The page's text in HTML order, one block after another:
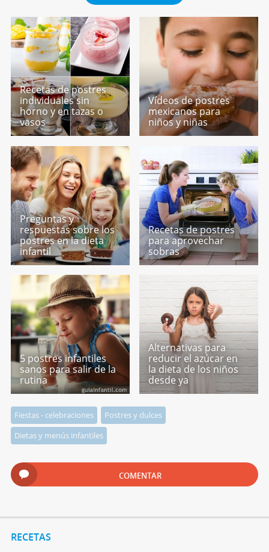
Recetas de postres
individuales sin
horno y en tazas o
vasos
Vídeos de postres
mexicanos para
niños y niñas
Preguntas y
respuestas sobre los
postres en la dieta
infantil
Recetas de postres
para aprovechar
sobras
5 postres infantiles
sanos para salir de la
rutina
Alternativas para
reducir el azúcar en
la dieta de los niños
desde ya
Fiestas - celebraciones
Postres y dulces
Dietas y menús infantiles
COMENTAR
RECETAS